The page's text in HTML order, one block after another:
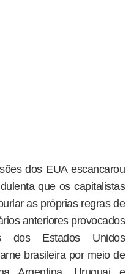
dos EUA escancarou
que os capitalistas
as próprias regras de
anteriores provocados
dos Estados Unidos
brasileira por meio de